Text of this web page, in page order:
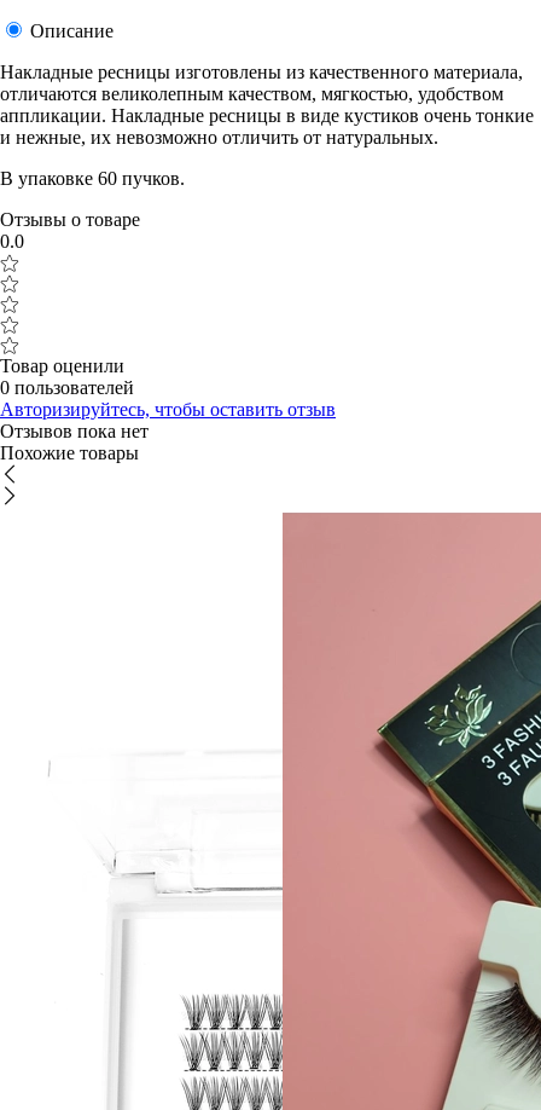
Описание
Накладные ресницы изготовлены из качественного материала,
отличаются великолепным качеством, мягкостью, удобством
аппликации. Накладные ресницы в виде кустиков очень тонкие
и нежные, их невозможно отличить от натуральных.
В упаковке 60 пучков.
Отзывы о товаре
0.0
Товар оценили
0 пользователей
Авторизируйтесь, чтобы оставить отзыв
Отзывов пока нет
Похожие товары